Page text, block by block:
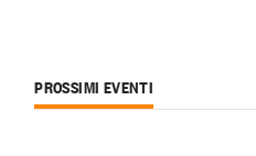
PROSSIMI EVENTI